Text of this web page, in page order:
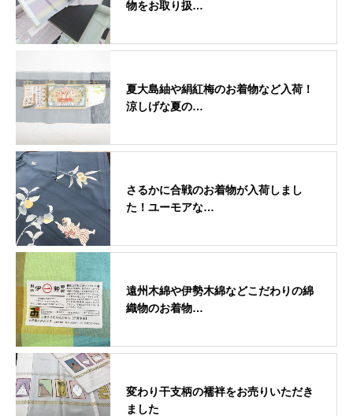
物をお取り扱…
夏大島紬や絹紅梅のお着物など入荷！
涼しげな夏の…
さるかに合戦のお着物が入荷しまし
た！ユーモアな…
遠州木綿や伊勢木綿などこだわりの綿
織物のお着物…
変わり干支柄の襦袢をお売りいただき
ました